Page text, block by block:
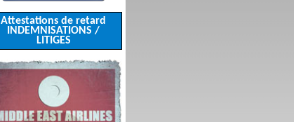
Attestations de retard
INDEMNISATIONS /
LITIGES